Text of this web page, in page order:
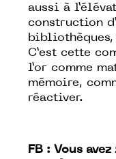
aussi à
construction
C’est cette
l’or comme
mémoire,
réactiver.
FB : Vous